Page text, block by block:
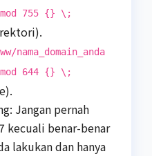
755 {} \;
nama_domain_anda
644 {} \;
Jangan pernah
kecuali benar-benar
lakukan dan hanya